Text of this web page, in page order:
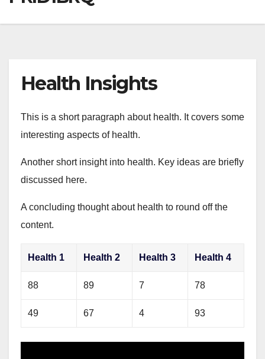
Health Insights
This is a short paragraph about health. It covers some
interesting aspects of health.
Another short insight into health. Key ideas are briefly
discussed here.
A concluding thought about health to round off the
content.
Health 1 Health 2 Health 3 Health 4
88 89 7 78
49 67 4 93